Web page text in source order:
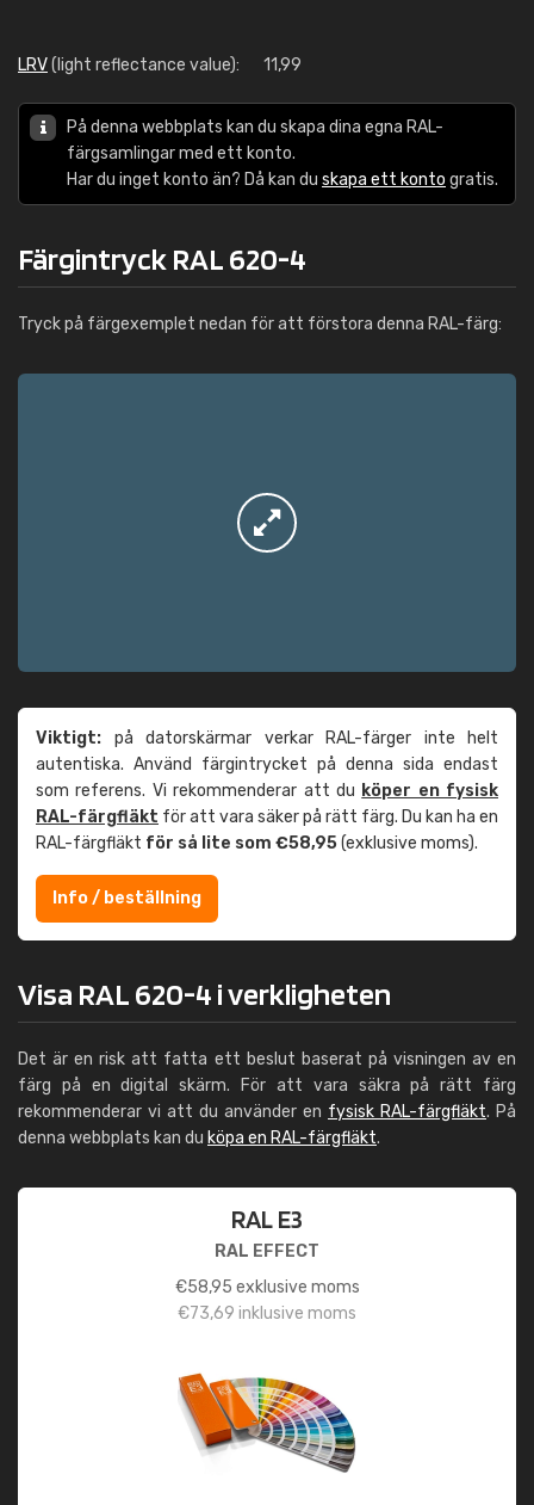
LRV(light reflectance value): 11,99
På denna webbplats kan du skapa dina egna RAL-
färgsamlingar med ett konto.
Har du inget konto än? Då kan du skapa ett konto gratis.
Färgintryck RAL 620-4
Tryck på färgexemplet nedan för att förstora denna RAL-färg:
Viktigt: på datorskärmar verkar RAL-färger inte helt
autentiska. Använd färgintrycket på denna sida endast
som referens. Vi rekommenderar att du köper en fysisk
RAL-färgfläkt för att vara säker på rätt färg. Du kan ha en
RAL-färgfläkt för så lite som €58,95(exklusive moms).
Info / beställning
Visa RAL 620-4 i verkligheten
Det är en risk att fatta ett beslut baserat på visningen av en
färg på en digital skärm. För att vara säkra på rätt färg
rekommenderar vi att du använder en fysisk RAL-färgfläkt. På
denna webbplats kan du köpa en RAL-färgfläkt.
RAL E3
RAL EFFECT
€58,95 exklusive moms
€73,69 inklusive moms